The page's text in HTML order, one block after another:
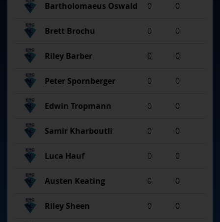
Bartholomaeus Oswald 0 0
Brett Brochu 0 0
Riley Barber 0 0
Peter Spornberger 0 0
Edwin Tropmann 0 0
Samir Kharboutli 0 0
Luca Hauf 0 0
Austen Keating 0 0
Riley Sheen 0 0